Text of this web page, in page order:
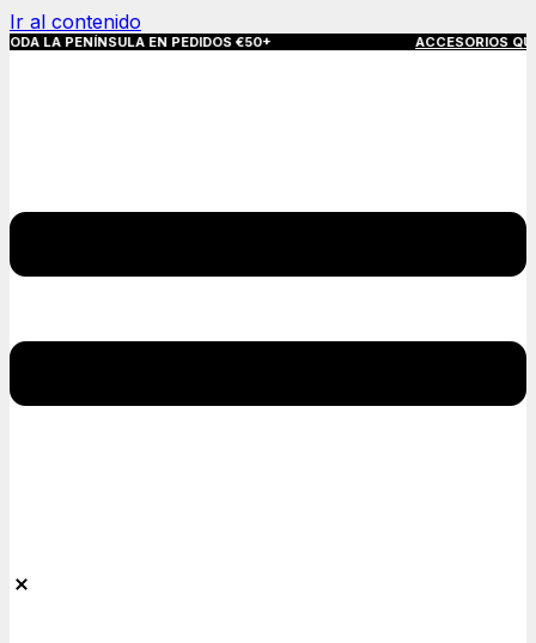
Ir al contenido
EN PEDIDOS €50+ ACCESORIOS QUE MARCAN LA